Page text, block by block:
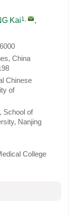
Kai1,
,
China
Chinese
of
School of
Nanjing
College